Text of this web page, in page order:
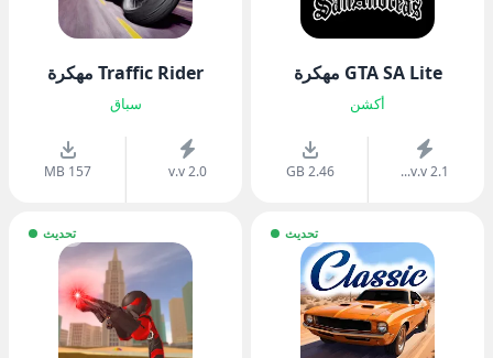
GTA SA Lite مهكرة
أكشن
v.v 2.1...
2.46 GB
Traffic Rider مهكرة
سباق
v.v 2.0
157 MB
تحديث تحديث